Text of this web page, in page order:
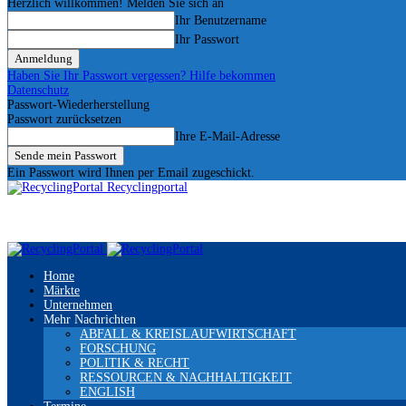
Herzlich willkommen! Melden Sie sich an
Ihr Benutzername
Ihr Passwort
Haben Sie Ihr Passwort vergessen? Hilfe bekommen
Datenschutz
Passwort-Wiederherstellung
Passwort zurücksetzen
Ihre E-Mail-Adresse
Ein Passwort wird Ihnen per Email zugeschickt.
Recyclingportal
Home
Märkte
Unternehmen
Mehr Nachrichten
ABFALL & KREISLAUFWIRTSCHAFT
FORSCHUNG
POLITIK & RECHT
RESSOURCEN & NACHHALTIGKEIT
ENGLISH